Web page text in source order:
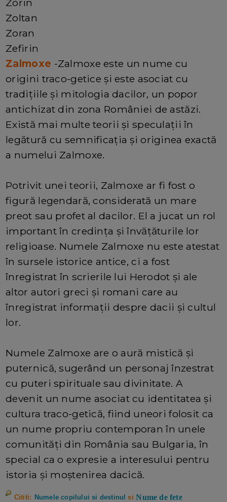
Zorin
Zoltan
Zoran
Zefirin
Zalmoxe -Zalmoxe este un nume cu
origini traco-getice și este asociat cu
tradițiile și mitologia dacilor, un popor
antichizat din zona României de astăzi.
Există mai multe teorii și speculații în
legătură cu semnificația și originea exactă
a numelui Zalmoxe.
Potrivit unei teorii, Zalmoxe ar fi fost o
figură legendară, considerată un mare
preot sau profet al dacilor. El a jucat un rol
important în credința și învățăturile lor
religioase. Numele Zalmoxe nu este atestat
în sursele istorice antice, ci a fost
înregistrat în scrierile lui Herodot și ale
altor autori greci și romani care au
înregistrat informații despre dacii și cultul
lor.
Numele Zalmoxe are o aură mistică și
puternică, sugerând un personaj înzestrat
cu puteri spirituale sau divinitate. A
devenit un nume asociat cu identitatea și
cultura traco-getică, fiind uneori folosit ca
un nume propriu contemporan în unele
comunități din România sau Bulgaria, în
special ca o expresie a interesului pentru
istoria și moștenirea dacică.
Cititi: Numele copilului si destinulsi Nume de fete